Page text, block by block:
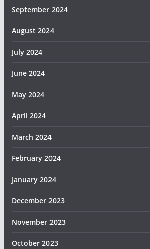
September 2024
August 2024
July 2024
June 2024
May 2024
April 2024
March 2024
February 2024
January 2024
December 2023
November 2023
October 2023